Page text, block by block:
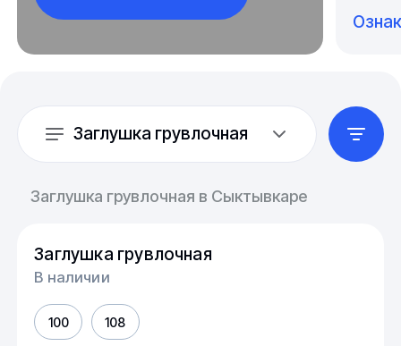
Заглушка грувлочная
Заглушка грувлочная в Сыктывкаре
Заглушка грувлочная
В наличии
100 108